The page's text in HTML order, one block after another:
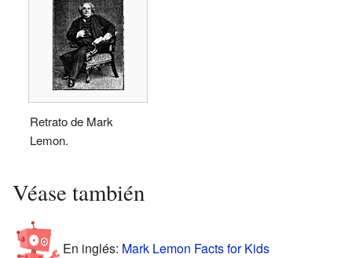
Retrato de Mark
Lemon.
Véase también
En inglés: Mark Lemon Facts for Kids